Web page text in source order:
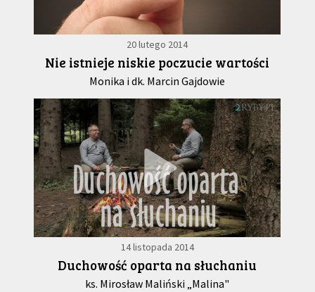
20 lutego 2014
Nie istnieje niskie poczucie wartości
Monika i dk. Marcin Gajdowie
14 listopada 2014
Duchowość oparta na słuchaniu
ks. Mirosław Maliński „Malina"